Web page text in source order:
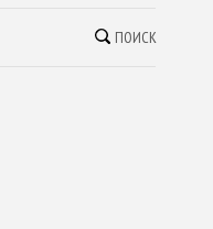
ПОИСК